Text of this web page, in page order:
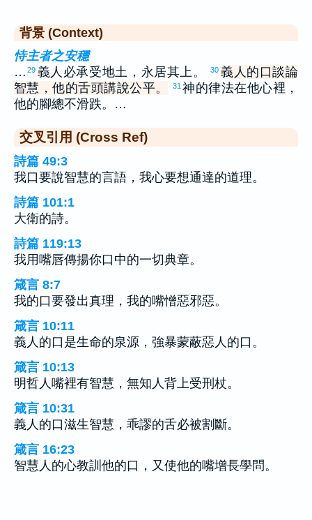
背景 (Context)
恃主者之安穩
… 29 義人必承受地土，永居其上。 30 義人的口談論
智慧，他的舌頭講說公平。
31 神的律法在他心裡，
他的腳總不滑跌。…
交叉引用 (Cross Ref)
詩篇 49:3
我口要說智慧的言語，我心要想通達的道理。
詩篇 101:1
大衛的詩。
詩篇 119:13
我用嘴唇傳揚你口中的一切典章。
箴言 8:7
我的口要發出真理，我的嘴憎惡邪惡。
箴言 10:11
義人的口是生命的泉源，強暴蒙蔽惡人的口。
箴言 10:13
明哲人嘴裡有智慧，無知人背上受刑杖。
箴言 10:31
義人的口滋生智慧，乖謬的舌必被割斷。
箴言 16:23
智慧人的心教訓他的口，又使他的嘴增長學問。